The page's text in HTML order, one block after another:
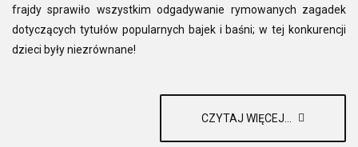
frajdy sprawiło wszystkim odgadywanie rymowanych zagadek
dotyczących tytułów popularnych bajek i baśni; w tej konkurencji
dzieci były niezrównane!
CZYTAJ WIĘCEJ...